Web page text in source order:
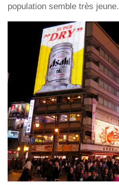
population semble très jeune.